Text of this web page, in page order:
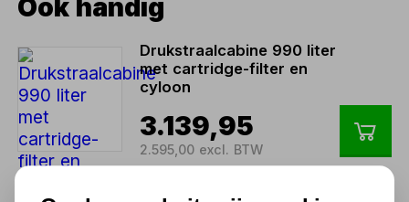
Ook handig
Drukstraalcabine 990 liter
met cartridge-filter en
cyloon
3.139,95
2.595,00 excl. BTW